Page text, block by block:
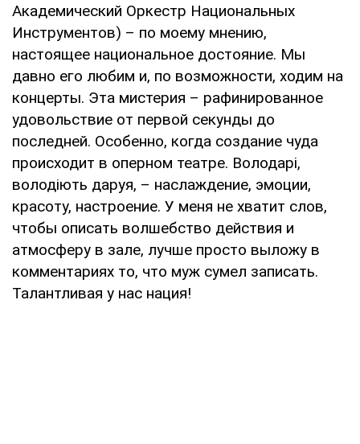
Академический Оркестр Национальных
Инструментов) – по моему мнению,
настоящее национальное достояние. Мы
давно его любим и, по возможности, ходим на
концерты. Эта мистерия – рафинированное
удовольствие от первой секунды до
последней. Особенно, когда создание чуда
происходит в оперном театре. Володарі,
володіють даруя, – наслаждение, эмоции,
красоту, настроение. У меня не хватит слов,
чтобы описать волшебство действия и
атмосферу в зале, лучше просто выложу в
комментариях то, что муж сумел записать.
Талантливая у нас нация!